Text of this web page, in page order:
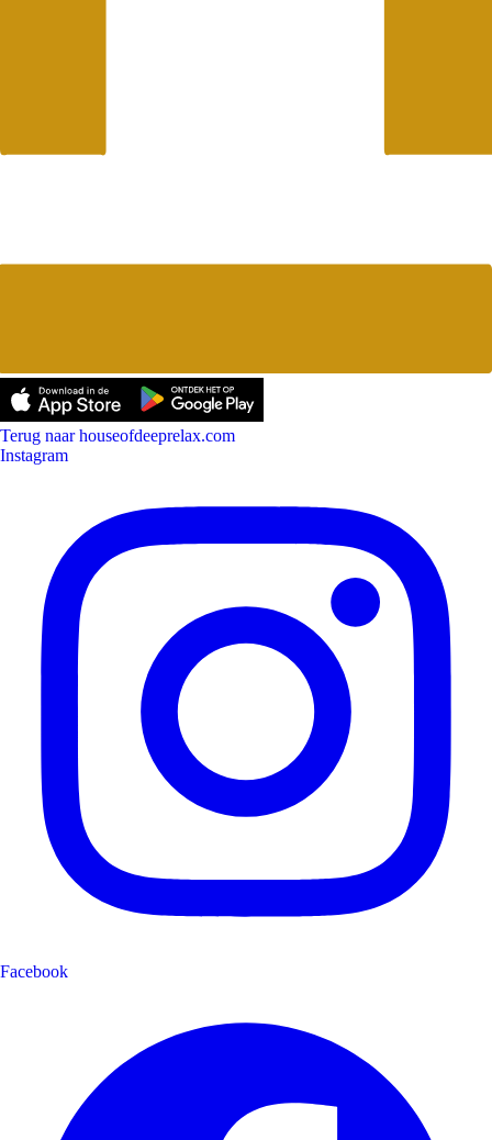
Terug naar houseofdeeprelax.com
Instagram
Facebook